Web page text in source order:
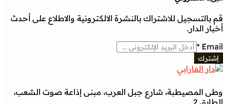
قم بالتسجيل للاشتراك بالنشرة الالكترونية والاطلاع على أحدث
أخبار الدار.
Email
*
إشترك
وطى المصيطبة، شارع جبل العرب، مبنى إذاعة صوت الشعب،